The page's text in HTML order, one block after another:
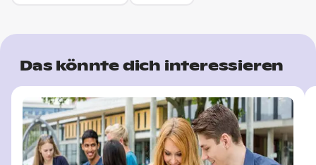
Das könnte dich interessieren